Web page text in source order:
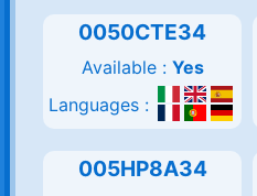
0050CTE34
Available : Yes
Languages :
005HP8A34